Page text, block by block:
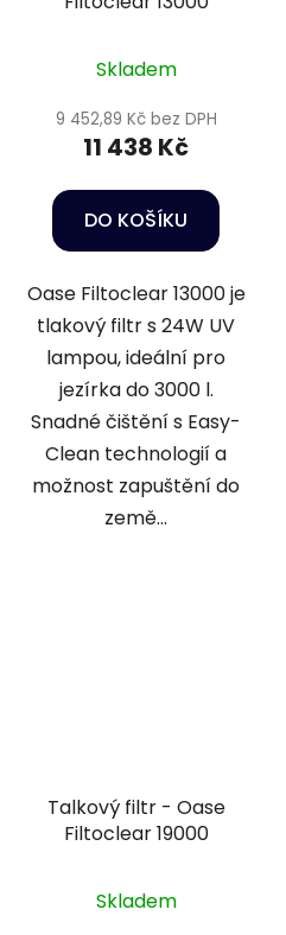
Skladem
9 452,89 Kč bez DPH
11 438 Kč
DO KOŠÍKU
Oase Filtoclear 13000 je
tlakový filtr s 24W UV
lampou, ideální pro
jezírka do 3000 l.
Snadné čištění s Easy-
Clean technologií a
možnost zapuštění do
země...
Talkový filtr - Oase
Filtoclear 19000
Skladem